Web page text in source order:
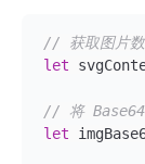
// 获取图片
let
// 将 Base64
let